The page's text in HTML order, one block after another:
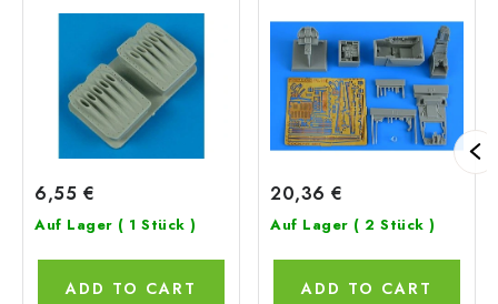
6,55 €
Auf Lager ( 1 Stück )
ADD TO CART
20,36 €
Auf Lager ( 2 Stück )
ADD TO CART